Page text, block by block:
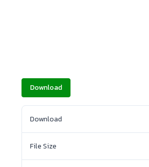
Download
Download
File Size